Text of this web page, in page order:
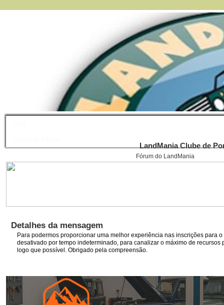
LandMania Clube de
Fórum do LandMania
Detalhes da mensagem
Para podermos proporcionar uma melhor experiência nas inscrições para
desativado por tempo indeterminado, para canalizar o máximo de recursos
logo que possível. Obrigado pela compreensão.